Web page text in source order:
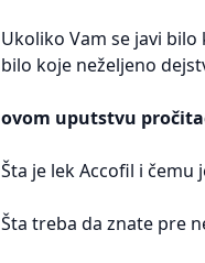
Ukoliko Vam se javi
bilo koje neželjeno
ovom uputstvu
Šta je lek Accofil i čemu
Šta treba da znate pre